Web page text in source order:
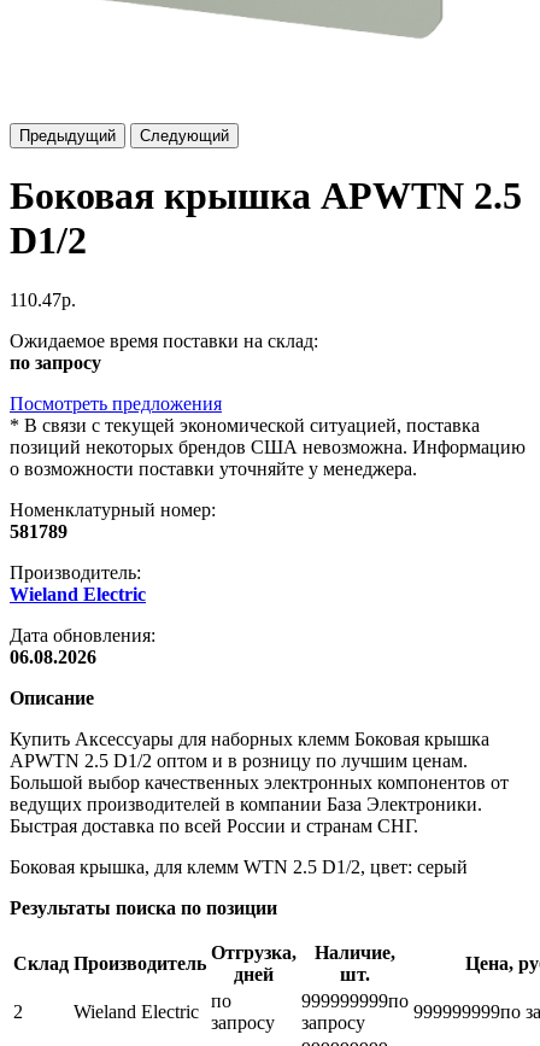
Предыдущий Следующий
Боковая крышка APWTN 2.5
D1/2
110.47р.
Ожидаемое время поставки на склад:
по запросу
Посмотреть предложения
* В связи с текущей экономической ситуацией, поставка
позиций некоторых брендов США невозможна. Информацию
о возможности поставки уточняйте у менеджера.
Номенклатурный номер:
581789
Производитель:
Wieland Electric
Дата обновления:
06.08.2026
Описание
Купить Аксессуары для наборных клемм Боковая крышка
APWTN 2.5 D1/2 оптом и в розницу по лучшим ценам.
Большой выбор качественных электронных компонентов от
ведущих производителей в компании База Электроники.
Быстрая доставка по всей России и странам СНГ.
Боковая крышка, для клемм WTN 2.5 D1/2, цвет: серый
Результаты поиска по позиции
Склад Производитель
Отгрузка,
дней
Наличие,
шт.
Цена,
2 Wieland Electric
по
запросу
999999999по
запросу
999999999по